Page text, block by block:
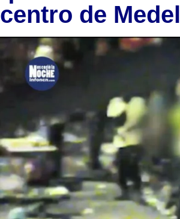
centro de